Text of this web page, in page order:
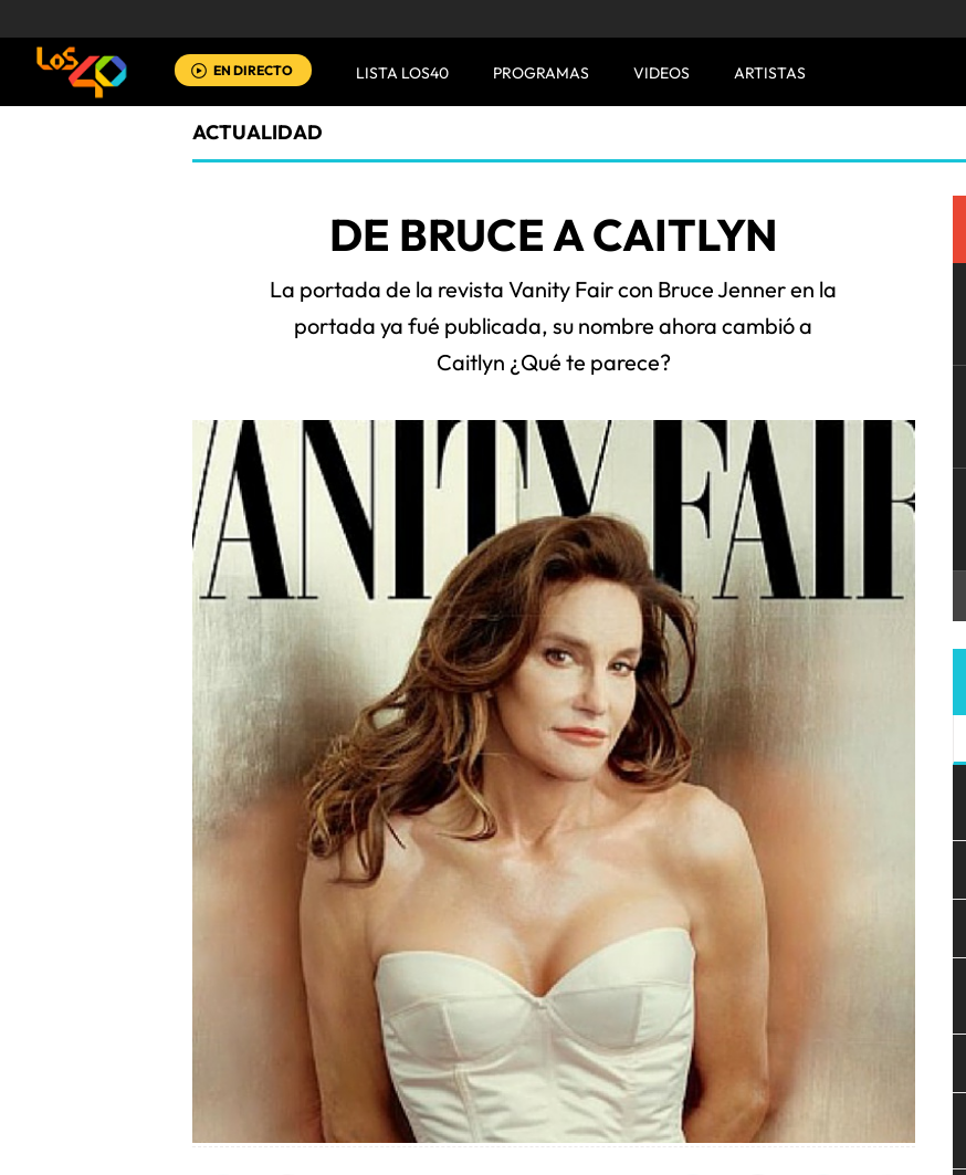
EN DIRECTO LISTA LOS40 PROGRAMAS VIDEOS ARTISTAS
ACTUALIDAD
DE BRUCE A CAITLYN
La portada de la revista Vanity Fair con Bruce Jenner en la
portada ya fué publicada, su nombre ahora cambió a
Caitlyn ¿Qué te parece?